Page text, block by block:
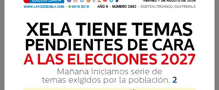
Resultados para: Salud